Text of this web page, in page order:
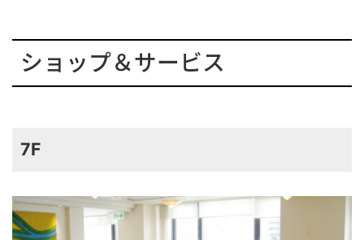
ショップ＆サービス
7F